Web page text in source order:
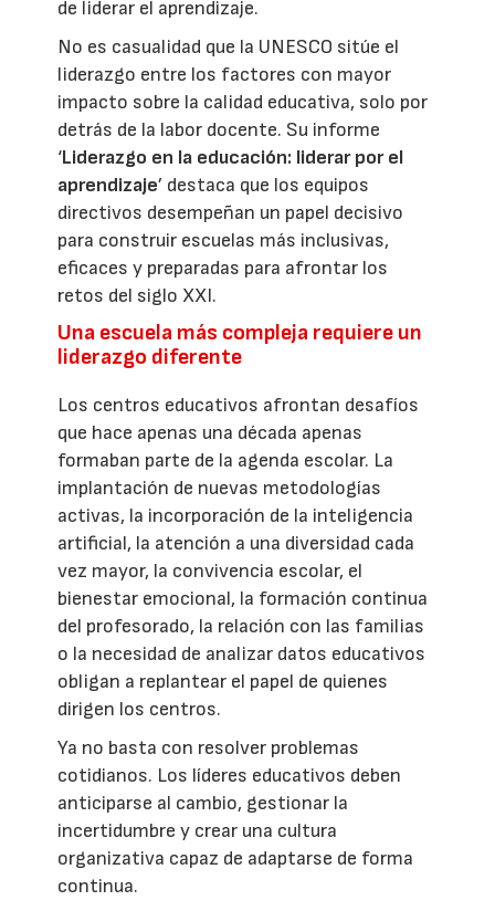
de liderar el aprendizaje.
No es casualidad que la UNESCO sitúe el
liderazgo entre los factores con mayor
impacto sobre la calidad educativa, solo por
detrás de la labor docente. Su informe
‘Liderazgo en la educación: liderar por el
aprendizaje’ destaca que los equipos
directivos desempeñan un papel decisivo
para construir escuelas más inclusivas,
eficaces y preparadas para afrontar los
retos del siglo XXI.
Una escuela más compleja requiere un
liderazgo diferente
Los centros educativos afrontan desafíos
que hace apenas una década apenas
formaban parte de la agenda escolar. La
implantación de nuevas metodologías
activas, la incorporación de la inteligencia
artificial, la atención a una diversidad cada
vez mayor, la convivencia escolar, el
bienestar emocional, la formación continua
del profesorado, la relación con las familias
o la necesidad de analizar datos educativos
obligan a replantear el papel de quienes
dirigen los centros.
Ya no basta con resolver problemas
cotidianos. Los líderes educativos deben
anticiparse al cambio, gestionar la
incertidumbre y crear una cultura
organizativa capaz de adaptarse de forma
continua.